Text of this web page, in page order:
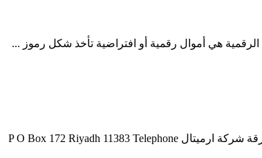
الرقمية هي أموال رقمية أو افتراضية تأخذ شكل رموز ...
شركات تعدين الجبس في أفريقيا دليل شركات التعدين في السعودية حلول البطالة 2007 5 2 دليل شركات التعدين في السعودية وظائف المناطق المتفرقة شركة ارميتال P O Box 172 Riyadh 11383 Telephone